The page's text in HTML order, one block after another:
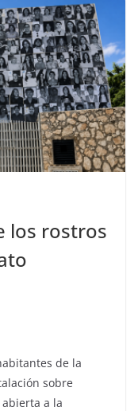
los rostros
de la
sobre
a la